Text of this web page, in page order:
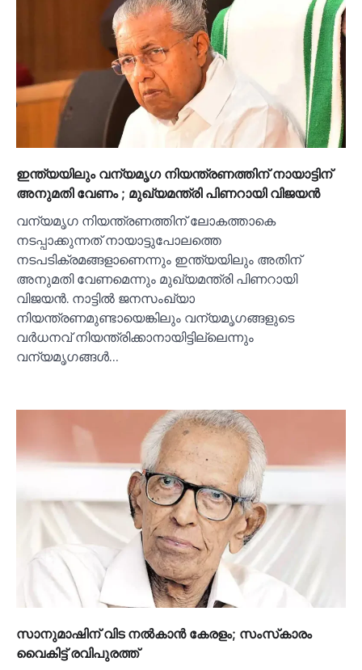
ഇന്ത്യയിലും വന്യമൃഗ നിയന്ത്രണത്തിന് നായാട്ടിന്
അനുമതി വേണം ; മുഖ്യമന്ത്രി പിണറായി വിജയൻ
വന്യമൃഗ നിയന്ത്രണത്തിന് ലോകത്താകെ
നടപ്പാക്കുന്നത് നായാട്ടുപോലത്തെ
നടപടിക്രമങ്ങളാണെന്നും ഇന്ത്യയിലും അതിന്
അനുമതി വേണമെന്നും മുഖ്യമന്ത്രി പിണറായി
വിജയൻ. നാട്ടില്‍ ജനസംഖ്യാ
നിയന്ത്രണമുണ്ടായെങ്കിലും വന്യമൃഗങ്ങളുടെ
വർധനവ് നിയന്ത്രിക്കാനായിട്ടില്ലെന്നും
വന്യമൃഗങ്ങള്‍…
സാനുമാഷിന് വിട നല്‍കാന്‍ കേരളം; സംസ്‌കാരം
വൈകിട്ട് രവിപുരത്ത്